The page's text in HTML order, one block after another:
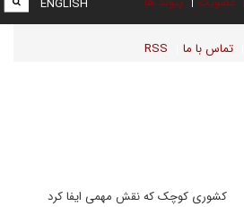
تماس با ما RSS
ENGLISH
کشوری کوچک که نقش مهمی ایفا کرد